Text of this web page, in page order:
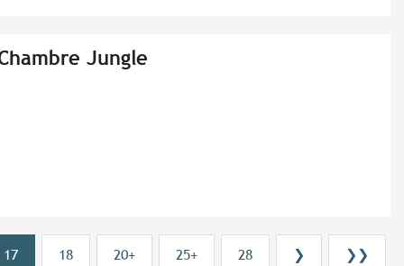
Jungle
17 18 20+ 25+ 28 ❯ ❯❯